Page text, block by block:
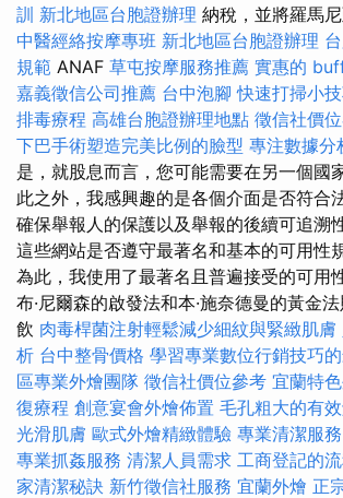
訓 新北地區台胞證辦理 納稅，並將羅馬
中醫經絡按摩專班 新北地區台胞證辦理
規範 ANAF 草屯按摩服務推薦 實惠的
嘉義徵信公司推薦 台中泡腳 快速打掃小
排毒療程 高雄台胞證辦理地點 徵信社價
下巴手術塑造完美比例的臉型 專注數據分
是，就股息而言，您可能需要在另一個國
此之外，我感興趣的是各個介面是否符合
確保舉報人的保護以及舉報的後續可追溯
這些網站是否遵守最著名和基本的可用性
為此，我使用了最著名且普遍接受的可用
布·尼爾森的啟發法和本·施奈德曼的黃金
飲 肉毒桿菌注射輕鬆減少細紋與緊緻肌膚
析 台中整骨價格 學習專業數位行銷技巧
區專業外燴團隊 徵信社價位參考 宜蘭特
復療程 創意宴會外燴佈置 毛孔粗大的有
光滑肌膚 歐式外燴精緻體驗 專業清潔服務
專業抓姦服務 清潔人員需求 工商登記的
家清潔秘訣 新竹徵信社服務 宜蘭外燴 正